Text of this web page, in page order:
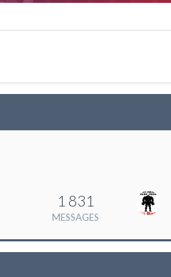
1 831
MESSAGES